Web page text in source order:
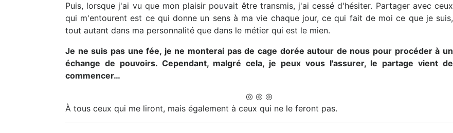
Puis, lorsque j'ai vu que mon plaisir pouvait être transmis, j'ai cessé d'hésiter. Partager avec ceux
qui m'entourent est ce qui donne un sens à ma vie chaque jour, ce qui fait de moi ce que je suis,
tout autant dans ma personnalité que dans le métier qui est le mien.
Je ne suis pas une fée, je ne monterai pas de cage dorée autour de nous pour procéder à un
échange de pouvoirs. Cependant, malgré cela, je peux vous l'assurer, le partage vient de
commencer…
◎ ◎ ◎
À tous ceux qui me liront, mais également à ceux qui ne le feront pas.